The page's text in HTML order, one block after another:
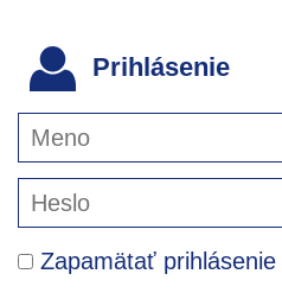
Prihlásenie
Zapamätať prihlásenie